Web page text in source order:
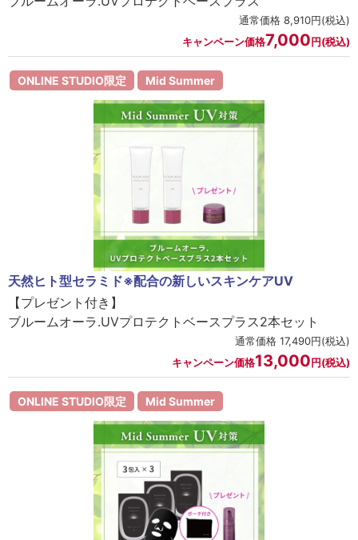
オンラインレッスンチケット
Lifest.(ライフェスト）
通常価格 8,910円(税込)
キャンペーン価格7,000円(税込)
ONLINE STUDIO限定 Mid Summer
天然ヒト型セラミド※配合の新しいスキンケアUV
【プレゼント付き】
ブルームオーラ.UVプロテクトベースプラス2本セット
通常価格 17,490円(税込)
キャンペーン価格13,000円(税込)
ONLINE STUDIO限定 Mid Summer